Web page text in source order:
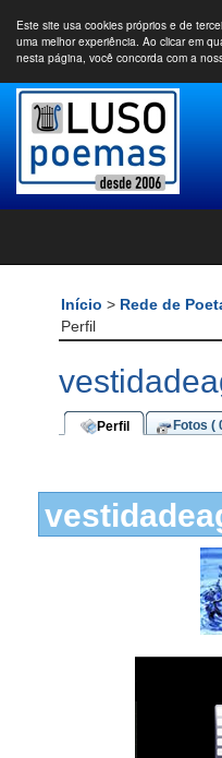
Este site usa cookies próprios e de
uma melhor experiência. Ao clicar em
nesta página, você concorda com a
Início > Rede de
Perfil
Perfil Fotos (